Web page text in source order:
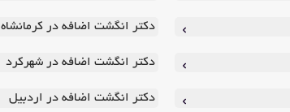
دکتر انگشت اضافه در کرمانشاه
دکتر انگشت اضافه در شهرکرد
دکتر انگشت اضافه در اردبیل